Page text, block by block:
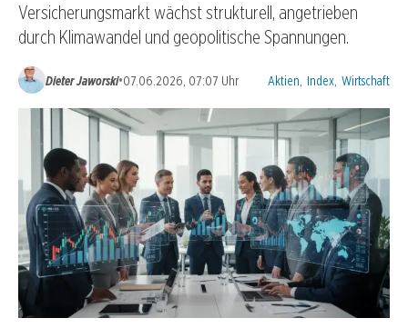
Versicherungsmarkt wächst strukturell, angetrieben
durch Klimawandel und geopolitische Spannungen.
Dieter Jaworski•07.06.2026, 07:07 Uhr Kategorien:
Aktien Index Wirtschaft